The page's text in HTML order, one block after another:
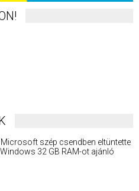
Microsoft szép csendben eltüntette
32 GB RAM-ot ajánló